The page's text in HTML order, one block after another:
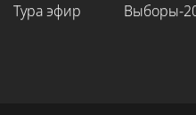
Тура эфир Выборы-